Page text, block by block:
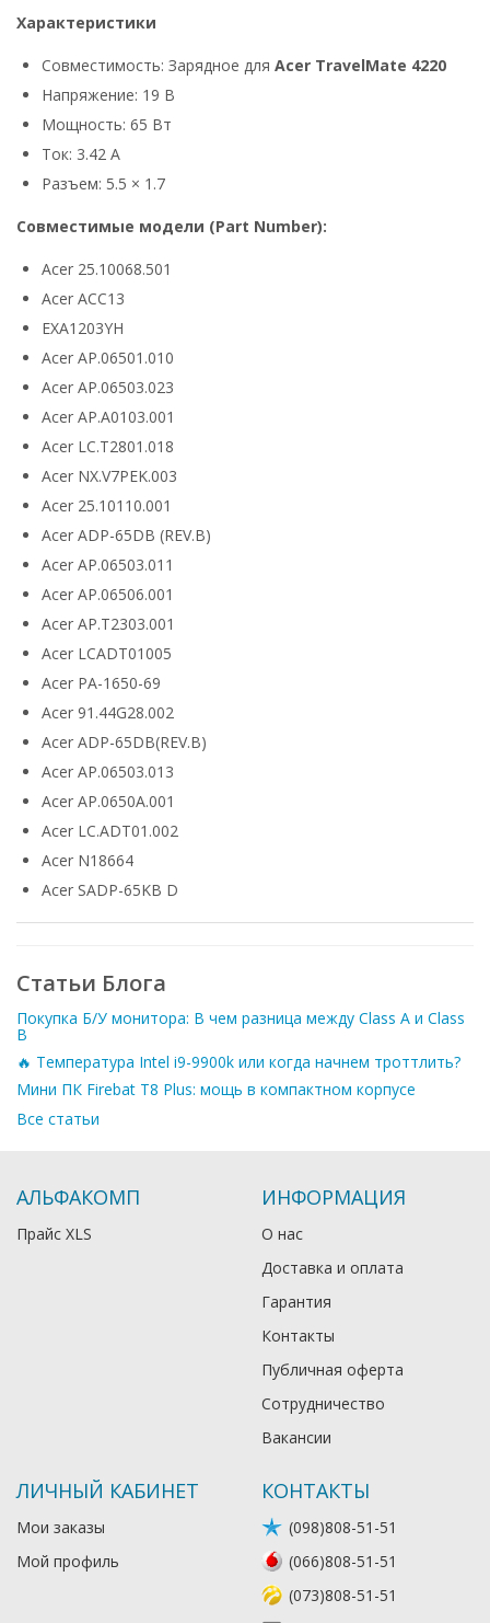
Характеристики
Совместимость: Зарядное для Acer TravelMate 4220
Напряжение: 19 В
Мощность: 65 Вт
Ток: 3.42 А
Разъем: 5.5 × 1.7
Совместимые модели (Part Number):
Acer 25.10068.501
Acer ACC13
EXA1203YH
Acer AP.06501.010
Acer AP.06503.023
Acer AP.A0103.001
Acer LC.T2801.018
Acer NX.V7PEK.003
Acer 25.10110.001
Acer ADP-65DB (REV.B)
Acer AP.06503.011
Acer AP.06506.001
Acer AP.T2303.001
Acer LCADT01005
Acer PA-1650-69
Acer 91.44G28.002
Acer ADP-65DB(REV.B)
Acer AP.06503.013
Acer AP.0650A.001
Acer LC.ADT01.002
Acer N18664
Acer SADP-65KB D
Статьи Блога
Покупка Б/У монитора: В чем разница между Class A и Class
B
🔥 Температура Intel i9-9900k или когда начнем троттлить?
Мини ПК Firebat T8 Plus: мощь в компактном корпусе
Все статьи
АЛЬФАКОМП
Прайс XLS
ИНФОРМАЦИЯ
О нас
Доставка и оплата
Гарантия
Контакты
Публичная оферта
Сотрудничество
Вакансии
ЛИЧНЫЙ КАБИНЕТ
Мои заказы
Мой профиль
КОНТАКТЫ
(098)808-51-51
(066)808-51-51
(073)808-51-51